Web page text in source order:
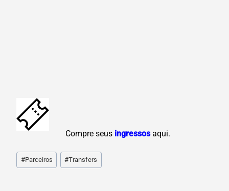
Compre seus ingressosaqui.
Post
Tags:
#Parceiros #Transfers